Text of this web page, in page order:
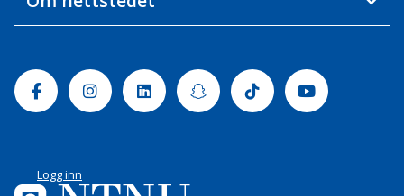
FacebookInstagramLinkedinSnapchatTiktok Youtube
Logg inn